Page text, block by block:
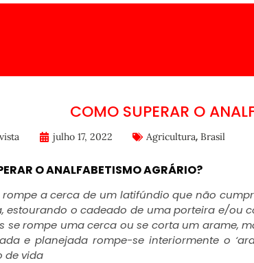
COMO SUPERAR O
julho 17, 2022 Agricultura, Brasil
O ANALFABETISMO AGRÁRIO?
rompe a cerca de um latifúndio que não
estourando o cadeado de uma porteira e/ou
se rompe uma cerca ou se corta um arame,
e planejada rompe-se interiormente o
de vida